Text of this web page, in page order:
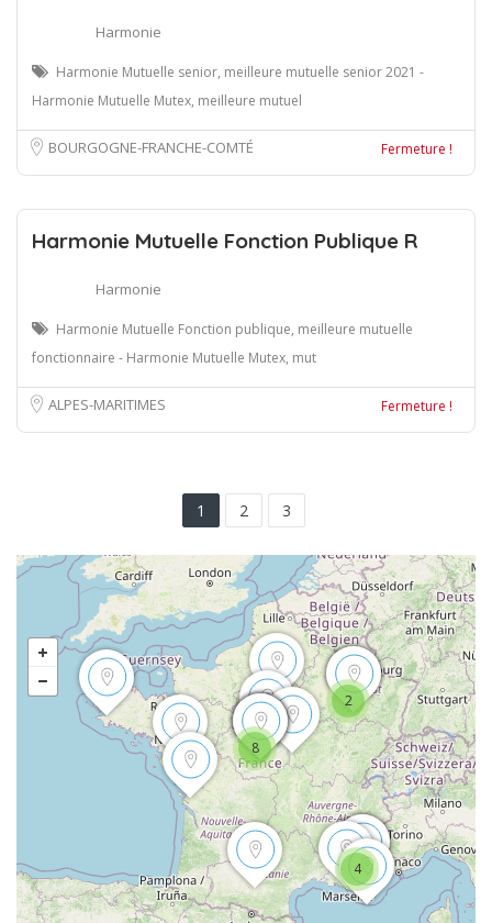
Harmonie
Harmonie Mutuelle senior, meilleure mutuelle senior 2021 -
Harmonie Mutuelle Mutex, meilleure mutuel
BOURGOGNE-FRANCHE-COMTÉ Fermeture !
Harmonie Mutuelle Fonction Publique R
Harmonie
Harmonie Mutuelle Fonction publique, meilleure mutuelle
fonctionnaire - Harmonie Mutuelle Mutex, mut
ALPES-MARITIMES Fermeture !
1 2 3
2
4
8